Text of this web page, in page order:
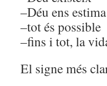
–Déu ens estima
–tot és possible
–fins i tot, la
El signe més